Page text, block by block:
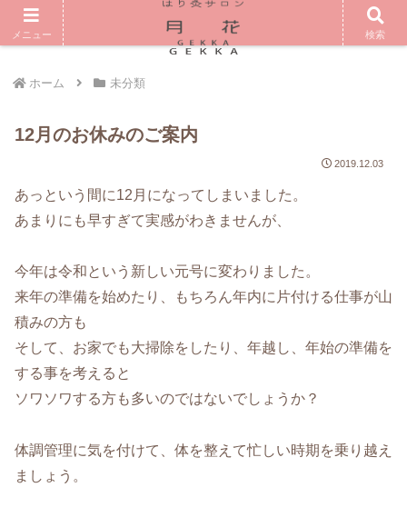
ホーム 未分類
12月のお休みのご案内
2019.12.03
あっという間に12月になってしまいました。
あまりにも早すぎて実感がわきませんが、
今年は令和という新しい元号に変わりました。
来年の準備を始めたり、もちろん年内に片付ける仕事が山
積みの方も
そして、お家でも大掃除をしたり、年越し、年始の準備を
する事を考えると
ソワソワする方も多いのではないでしょうか？
体調管理に気を付けて、体を整えて忙しい時期を乗り越え
ましょう。
メニュー 検索